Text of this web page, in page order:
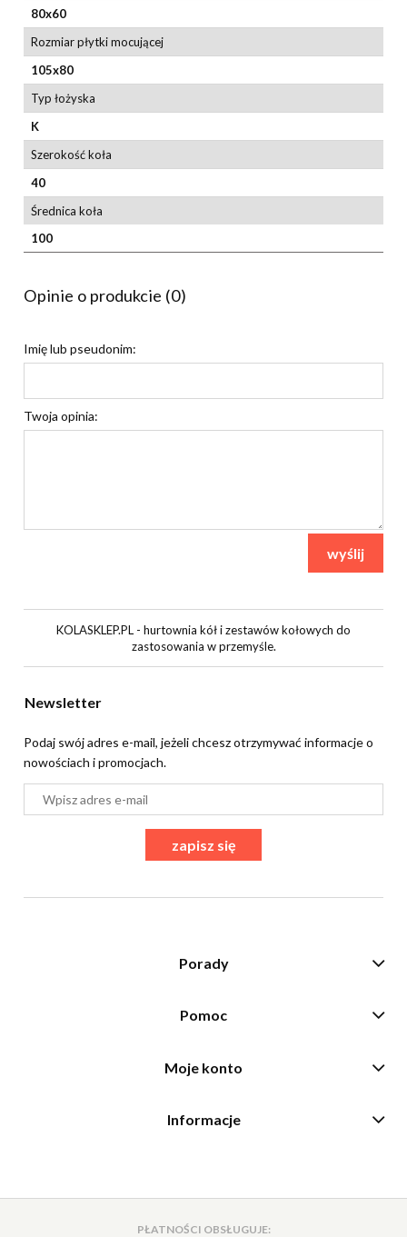
80x60
Rozmiar płytki mocującej
105x80
Typ łożyska
K
Szerokość koła
40
Średnica koła
100
Opinie o produkcie (0)
Imię lub pseudonim:
Twoja opinia:
wyślij
KOLASKLEP.PL - hurtownia kół i zestawów kołowych do
zastosowania w przemyśle.
Newsletter
Podaj swój adres e-mail, jeżeli chcesz otrzymywać informacje o
nowościach i promocjach.
zapisz się
Porady
Pomoc
Moje konto
Informacje
PŁATNOŚCI OBSŁUGUJE: